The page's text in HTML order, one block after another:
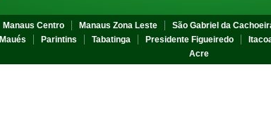
Manaus Centro Manaus Zona Leste São Gabriel da
Maués Parintins Tabatinga Presidente Figueiredo
Acre